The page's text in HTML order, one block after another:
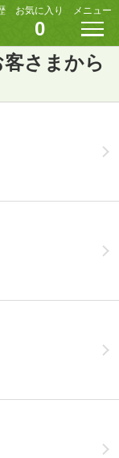
お気に入り
0
メニュー
さまから